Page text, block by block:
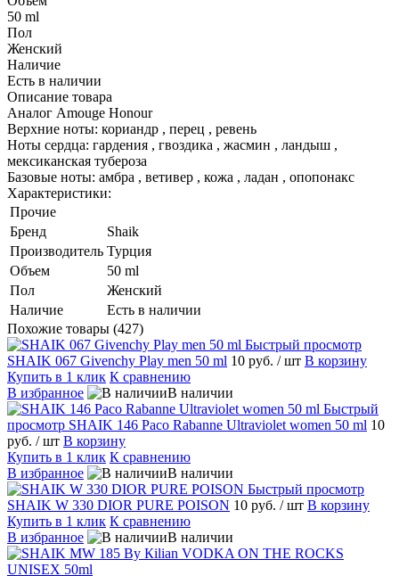
50 ml
Пол
Женский
Наличие
Есть в наличии
Описание товара
Аналог Amouge Honour
Верхние ноты: кориандр , перец , ревень
Ноты сердца: гардения , гвоздика , жасмин , ландыш ,
мексиканская тубероза
Базовые ноты: амбра , ветивер , кожа , ладан , опопонакс
Характеристики:
Прочие
Бренд
Shaik
Производитель Турция
Объем
50 ml
Пол
Женский
Наличие
Есть в наличии
Похожие товары (427)
Быстрый просмотр
SHAIK 067 Givenchy Play men 50 ml 10 руб. / шт В корзину
Купить в 1 клик К сравнению
В избранное
В наличии
Быстрый
просмотр SHAIK 146 Paco Rabanne Ultraviolet women 50 ml 10
руб. / шт В корзину
Купить в 1 клик К сравнению
В избранное
В наличии
Быстрый просмотр
SHAIK W 330 DIOR PURE POISON 10 руб. / шт В корзину
Купить в 1 клик К сравнению
В избранное
В наличии